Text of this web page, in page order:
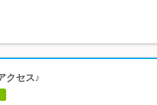
クセス♪